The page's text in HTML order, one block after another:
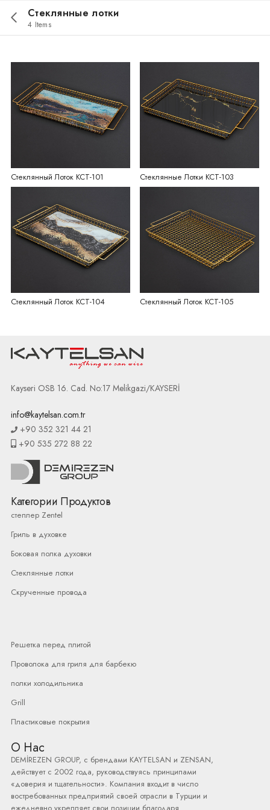
Стеклянные лотки
4 Items
Стеклянный Лоток KCT-101 Стеклянные Лотки KCT-103
Стеклянный Лоток KCT-104 Стеклянный Лоток KCT-105
Kayseri OSB 16. Cad. No:17 Melikgazi/KAYSERİ
info@kaytelsan.com.tr
+90 352 321 44 21
+90 535 272 88 22
Категории Продуктов
степлер Zentel
Гриль в духовке
Боковая полка духовки
Стеклянные лотки
Скрученные провода
Решетка перед плитой
Проволока для гриля для барбекю
полки холодильника
Grill
Пластиковые покрытия
О Нас
DEMİREZEN GROUP, с брендами KAYTELSAN и ZENSAN,
действует с 2002 года, руководствуясь принципами
«доверия и тщательности». Компания входит в число
востребованных предприятий своей отрасли в Турции и
ежедневно укрепляет свои позиции благодаря